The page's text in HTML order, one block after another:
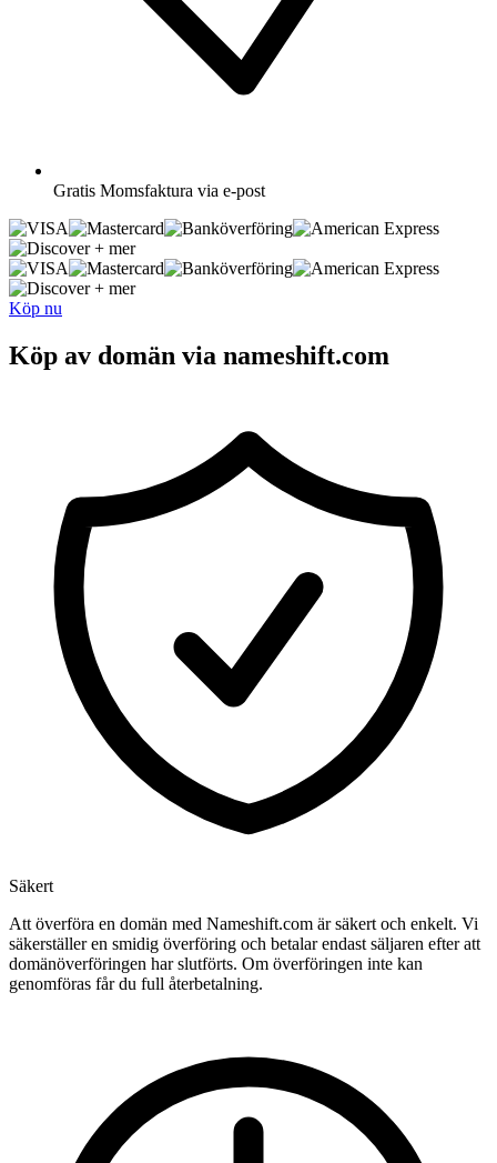
Gratis Momsfaktura via e-post
+ mer
+ mer
Köp nu
Köp av domän via nameshift.com
Säkert
Att överföra en domän med Nameshift.com är säkert och enkelt. Vi
säkerställer en smidig överföring och betalar endast säljaren efter att
domänöverföringen har slutförts. Om överföringen inte kan
genomföras får du full återbetalning.